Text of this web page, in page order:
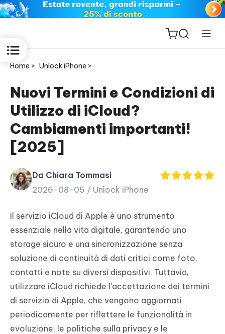
ReiBoot
for iOS
PDF
Editor
iAnyGo
Home > Unlock iPhone >
Nuovi Termini e Condizioni di
Utilizzo di iCloud?
Cambiamenti importanti!
[2025]
Da Chiara Tommasi
2026-08-05 / Unlock iPhone
Il servizio iCloud di Apple è uno strumento
essenziale nella vita digitale, garantendo uno
storage sicuro e una sincronizzazione senza
soluzione di continuità di dati critici come foto,
contatti e note su diversi dispositivi. Tuttavia,
utilizzare iCloud richiede l'accettazione dei termini
di servizio di Apple, che vengono aggiornati
periodicamente per riflettere le funzionalità in
evoluzione, le politiche sulla privacy e le